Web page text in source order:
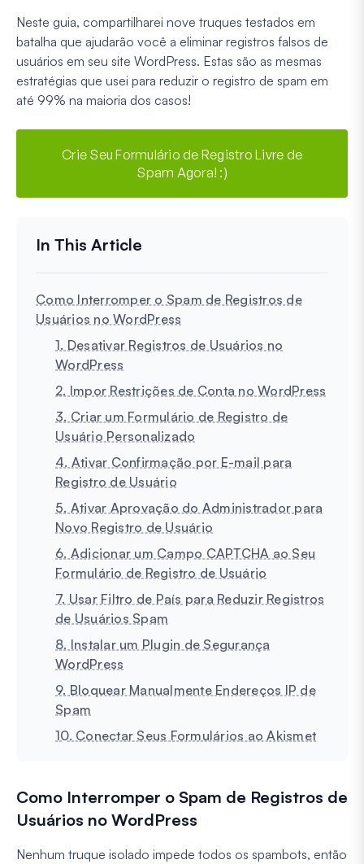
Neste guia, compartilharei nove truques testados em
batalha que ajudarão você a eliminar registros falsos de
usuários em seu site WordPress. Estas são as mesmas
estratégias que usei para reduzir o registro de spam em
até 99% na maioria dos casos!
Crie Seu Formulário de Registro Livre de
Spam Agora! :)
Como Interromper o Spam de Registros de
Usuários no WordPress
1. Desativar Registros de Usuários no
WordPress
2. Impor Restrições de Conta no WordPress
3. Criar um Formulário de Registro de
Usuário Personalizado
4. Ativar Confirmação por E-mail para
Registro de Usuário
5. Ativar Aprovação do Administrador para
Novo Registro de Usuário
6. Adicionar um Campo CAPTCHA ao Seu
Formulário de Registro de Usuário
7. Usar Filtro de País para Reduzir Registros
de Usuários Spam
8. Instalar um Plugin de Segurança
WordPress
9. Bloquear Manualmente Endereços IP de
Spam
10. Conectar Seus Formulários ao Akismet
Como Interromper o Spam de Registros de
Usuários no WordPress
Nenhum truque isolado impede todos os spambots, então